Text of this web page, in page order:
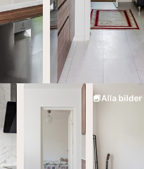
Alla bilder